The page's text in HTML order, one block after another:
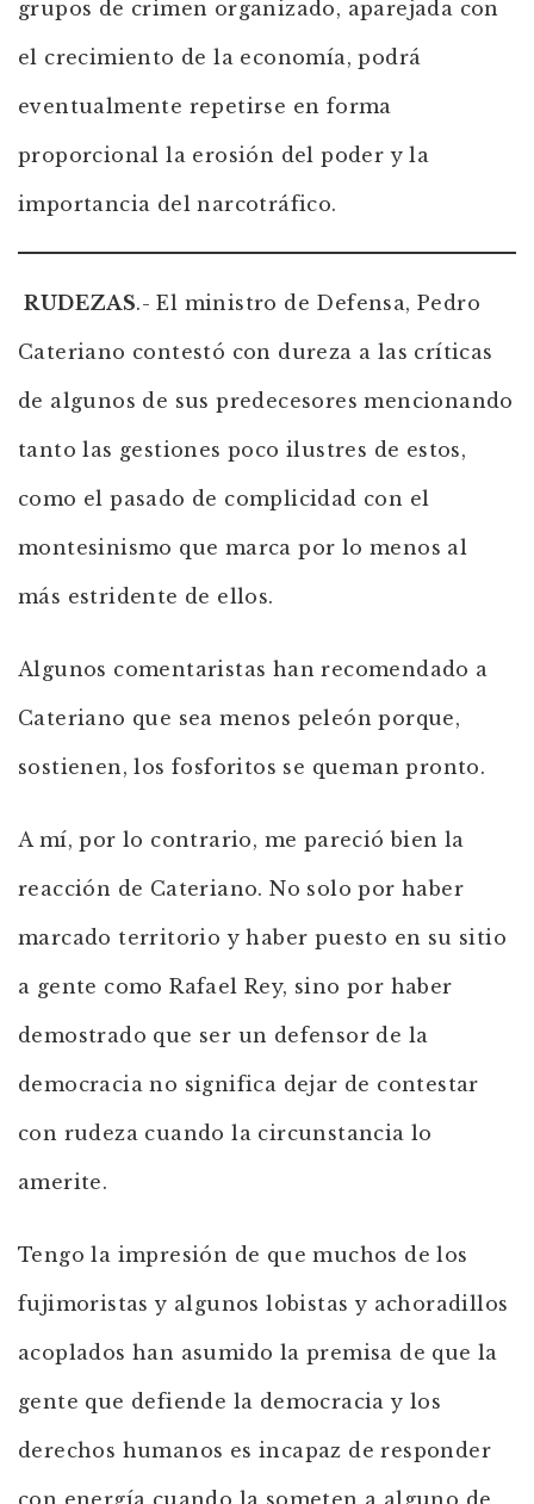
grupos de crimen organizado, aparejada con
el crecimiento de la economía, podrá
eventualmente repetirse en forma
proporcional la erosión del poder y la
importancia del narcotráfico.
RUDEZAS.- El ministro de Defensa, Pedro
Cateriano contestó con dureza a las críticas
de algunos de sus predecesores mencionando
tanto las gestiones poco ilustres de estos,
como el pasado de complicidad con el
montesinismo que marca por lo menos al
más estridente de ellos.
Algunos comentaristas han recomendado a
Cateriano que sea menos peleón porque,
sostienen, los fosforitos se queman pronto.
A mí, por lo contrario, me pareció bien la
reacción de Cateriano. No solo por haber
marcado territorio y haber puesto en su sitio
a gente como Rafael Rey, sino por haber
demostrado que ser un defensor de la
democracia no significa dejar de contestar
con rudeza cuando la circunstancia lo
amerite.
Tengo la impresión de que muchos de los
fujimoristas y algunos lobistas y achoradillos
acoplados han asumido la premisa de que la
gente que defiende la democracia y los
derechos humanos es incapaz de responder
con energía cuando la someten a alguno de